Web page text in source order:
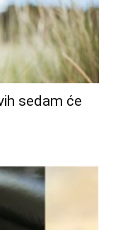
sedam će